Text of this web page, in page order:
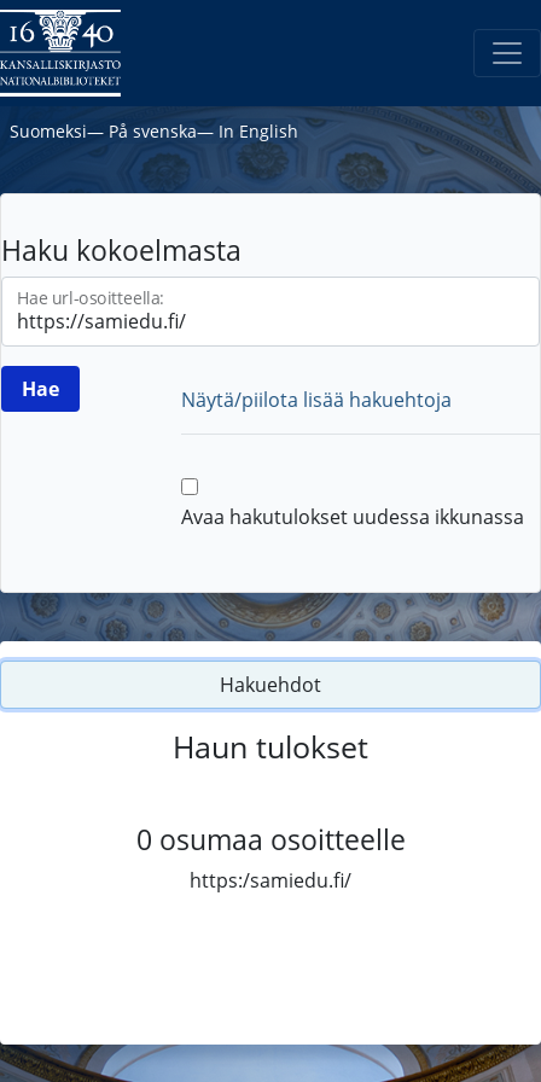
Suomeksi― På svenska― In English
Haku kokoelmasta
Hae url-osoitteella:
Näytä/piilota lisää hakuehtoja
Avaa hakutulokset uudessa ikkunassa
Hakuehdot
Haun tulokset
0 osumaa osoitteelle
https:/samiedu.fi/